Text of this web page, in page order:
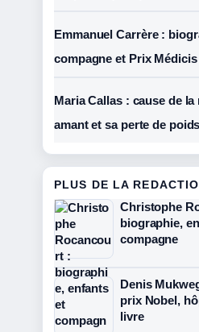
Emmanuel Carrère :
compagne et Prix Médicis
Maria Callas : cause de
amant et sa perte de poids
PLUS DE LA
Christophe
biographie,
compagne
Denis
prix Nobel,
livre